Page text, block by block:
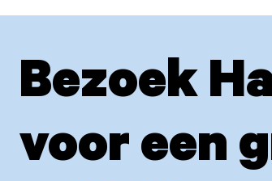
Bezoek
voor een